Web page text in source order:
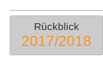
Rückblick
2017/2018